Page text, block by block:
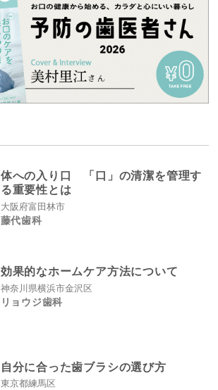
体への入り口 「口」の清潔を管理す
る重要性とは
大阪府富田林市
藤代歯科
効果的なホームケア方法について
神奈川県横浜市金沢区
リョウジ歯科
自分に合った歯ブラシの選び方
東京都練馬区